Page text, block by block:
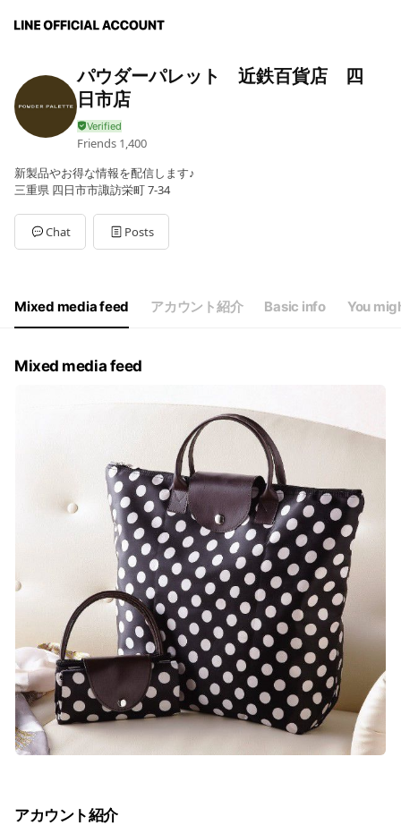
パウダーパレット 近鉄百貨店 四
日市店
Friends 1,400
新製品やお得な情報を配信します♪
三重県 四日市市諏訪栄町 7-34
Chat Posts
Mixed media feed アカウント紹介 Basic info You
Mixed media feed
アカウント紹介